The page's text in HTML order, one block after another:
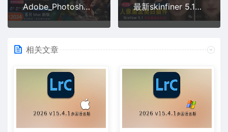
Adobe_Photoshop_2024_v25.11.0_ACR_16.4.0_1906中文破解版PS最新MAC版免费分享下载
最新skinfiner 5.1智能ps2025磨皮插件中文汉化升级破解版免费分享下载for win mac免激活码PS大师网素材
相关文章